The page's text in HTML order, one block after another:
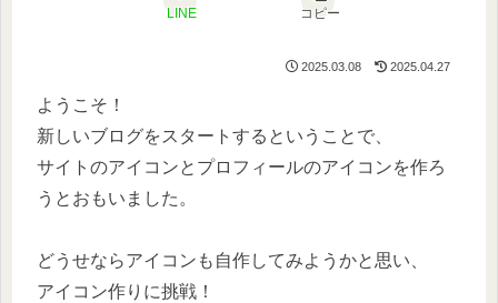
LINE コピー
2025.03.08 2025.04.27
ようこそ！
新しいブログをスタートするということで、
サイトのアイコンとプロフィールのアイコンを作ろ
うとおもいました。
どうせならアイコンも自作してみようかと思い、
アイコン作りに挑戦！